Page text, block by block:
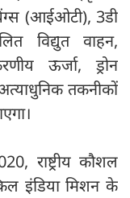
(आईओटी), 3डी
विद्युत वाहन,
ऊर्जा, ड्रोन
अत्याधुनिक तकनीकों
राष्ट्रीय कौशल
इंडिया मिशन के